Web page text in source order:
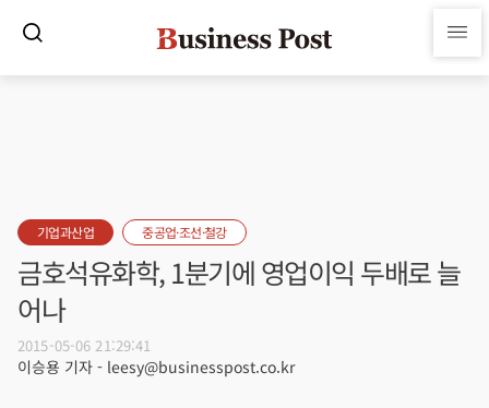
기업과산업 중공업·조선·철강
금호석유화학, 1분기에 영업이익 두배로 늘
어나
2015-05-06 21:29:41
이승용 기자 - leesy@businesspost.co.kr